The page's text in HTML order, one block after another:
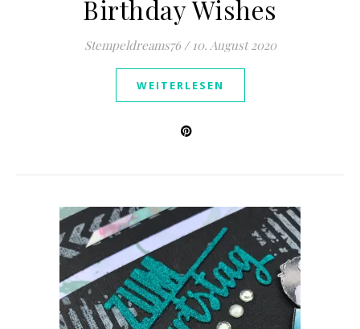
Birthday Wishes
Stempeldreams76 / 10. August 2020
WEITERLESEN